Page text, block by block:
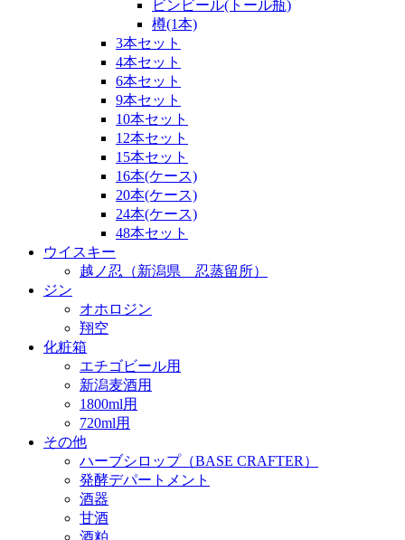
ビンビール(トール瓶)
樽(1本)
3本セット
4本セット
6本セット
9本セット
10本セット
12本セット
15本セット
16本(ケース)
20本(ケース)
24本(ケース)
48本セット
ウイスキー
越ノ忍（新潟県 忍蒸留所）
ジン
オホロジン
翔空
化粧箱
エチゴビール用
新潟麦酒用
1800ml用
720ml用
その他
ハーブシロップ（BASE CRAFTER）
発酵デパートメント
酒器
甘酒
酒粕